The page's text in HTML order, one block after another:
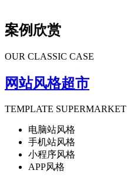
案例欣赏
OUR CLASSIC CASE
网站风格超市
TEMPLATE SUPERMARKET
电脑站风格
手机站风格
小程序风格
APP风格